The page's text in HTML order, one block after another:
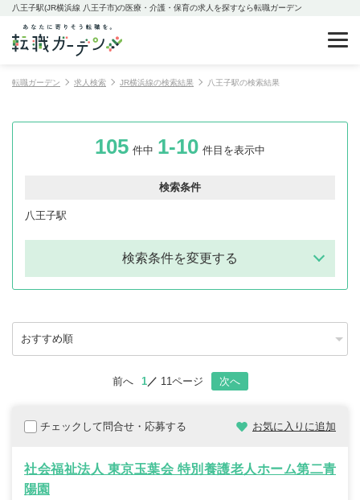
八王子駅(JR横浜線 八王子市)の医療・介護・保育の求人を探すなら転職ガーデン
転職ガーデン 求人検索 JR横浜線の検索結果 八王子駅の検索結果
105 件中 1-10 件目を表示中
検索条件
八王子駅
検索条件を変更する
前へ 1 11ページ 次へ
チェックして問合せ・応募する お気に入りに追加
社会福祉法人 東京玉葉会 特別養護老人ホーム第二青
陽園